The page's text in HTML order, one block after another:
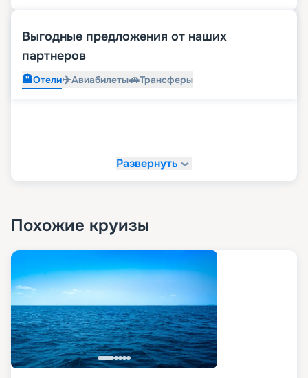
Выгодные предложения от наших
партнеров
🏨Отели✈️Авиабилеты🚗Трансферы
Развернуть
Похожие круизы